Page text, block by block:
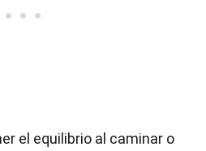
el equilibrio al caminar o